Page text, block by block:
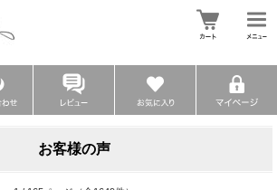
お客様の声